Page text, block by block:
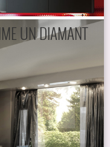
UN DIAMANT